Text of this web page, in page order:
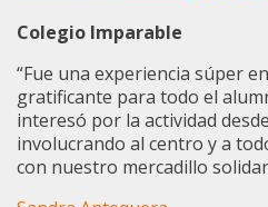
Colegio Imparable
“Fue una experiencia súper
gratificante para todo el
interesó por la actividad
involucrando al centro y a
con nuestro mercadillo